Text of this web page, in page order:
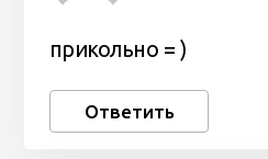
прикольно = )
Ответить